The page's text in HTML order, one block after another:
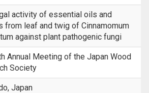
activity of essential oils and
from leaf and twig of Cinnamomum
against plant pathogenic fungi
Annual Meeting of the Japan Wood
Society
Japan